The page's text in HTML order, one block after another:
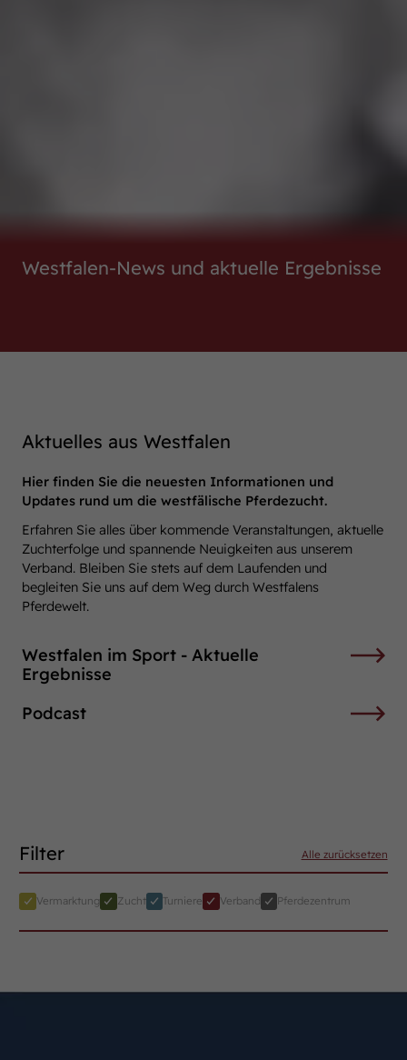
Westfalen-News und aktuelle Ergebnisse
Aktuelles aus Westfalen
Hier finden Sie die neuesten Informationen und
Updates rund um die westfälische Pferdezucht.
Erfahren Sie alles über kommende Veranstaltungen, aktuelle
Zuchterfolge und spannende Neuigkeiten aus unserem
Verband. Bleiben Sie stets auf dem Laufenden und
begleiten Sie uns auf dem Weg durch Westfalens
Pferdewelt.
Westfalen im Sport - Aktuelle
Ergebnisse
Podcast
Filter Alle zurücksetzen
Vermarktung Zucht Turniere Verband Pferdezentrum